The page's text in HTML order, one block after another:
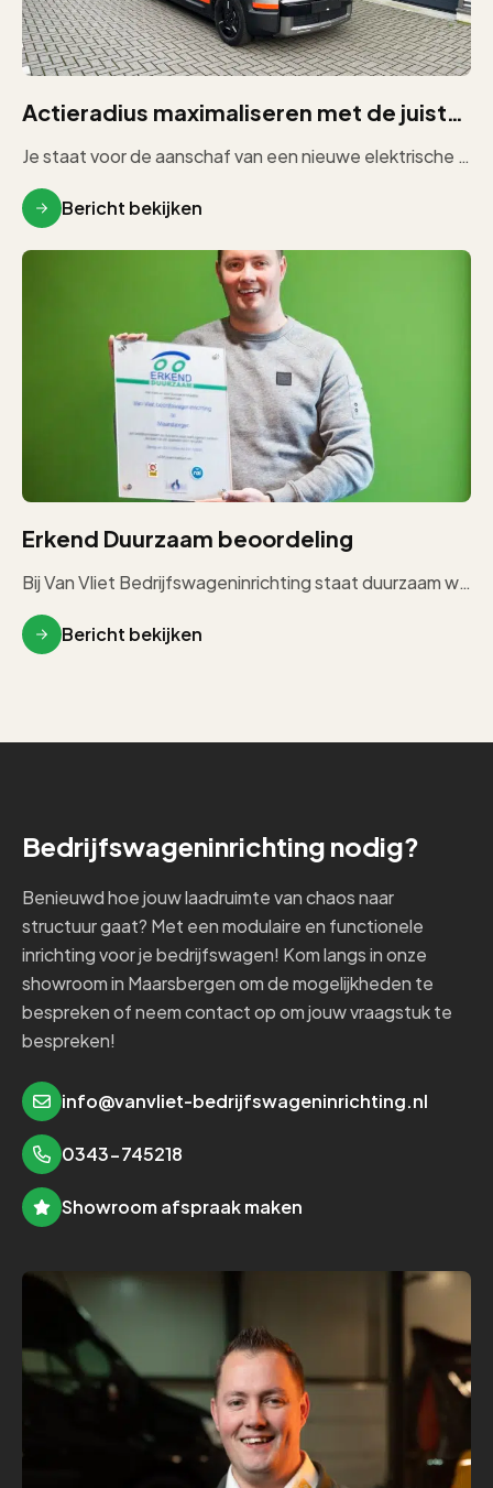
Actieradius maximaliseren met de juiste bedrijfswageninrichting
Je staat voor de aanschaf van een nieuwe elektrische bedrijfswagen. Je vergelijkt modellen, kijkt naar laadruimte, motorvermogen en prijs. Maar […]
Bericht bekijken
Erkend Duurzaam beoordeling
Bij Van Vliet Bedrijfswageninrichting staat duurzaam werken centraal. In de praktijk betekent dit vooral bewust omgaan met materialen, hergebruik waar […]
Bericht bekijken
Bedrijfswageninrichting nodig?
Benieuwd hoe jouw laadruimte van chaos naar
structuur gaat? Met een modulaire en functionele
inrichting voor je bedrijfswagen! Kom langs in onze
showroom in Maarsbergen om de mogelijkheden te
bespreken of neem contact op om jouw vraagstuk te
bespreken!
info@vanvliet-bedrijfswageninrichting.nl
0343-745218
Showroom afspraak maken